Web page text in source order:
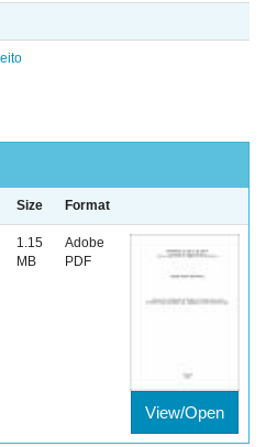
Size Format
1.15
MB
Adobe
PDF
View/Open